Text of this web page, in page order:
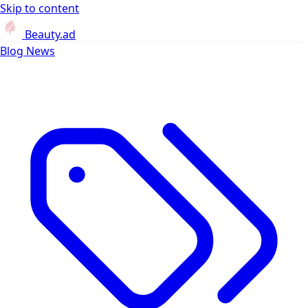
Skip to content
Beauty.ad
Blog News